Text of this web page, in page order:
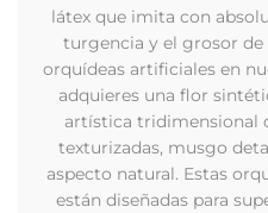
látex que imita con
turgencia y el grosor
orquídeas artificiales en
adquieres una flor
artística tridimensional
texturizadas, musgo
aspecto natural. Estas
están diseñadas para